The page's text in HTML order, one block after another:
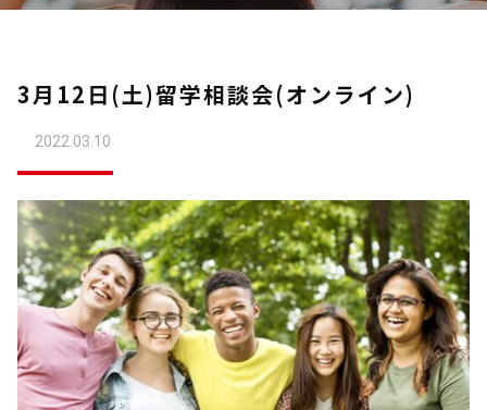
3月12日(土)留学相談会(オンライン)
2022.03.10